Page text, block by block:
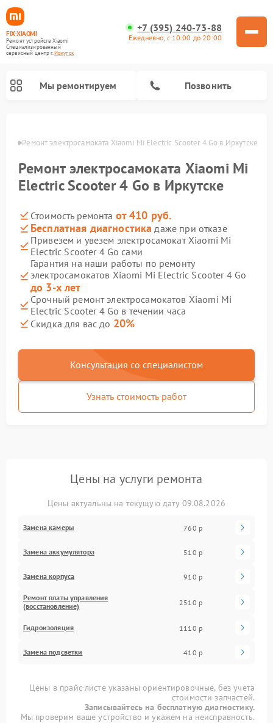
FIX-XIAOMI
Ремонт устройств Xiaomi
Специализированный
cервисный центр г.Иркутск
+7 (395) 240-73-88
Ежедневно, с 10:00 до 20:00
Мы ремонтируем Позвонить
Ремонт электросамоката Xiaomi Mi Electric Scooter 4 Go в Иркутске
Ремонт электросамоката Xiaomi Mi
Electric Scooter 4 Go в Иркутске
Стоимость ремонта от 410 руб.
Бесплатная диагностика даже при отказе
Привезем и увезем электросамокат Xiaomi Mi
Electric Scooter 4 Go сами
Гарантия на наши работы по ремонту
электросамокатов Xiaomi Mi Electric Scooter 4 Go
до 3-х лет
Срочный ремонт электросамокатов Xiaomi Mi
Electric Scooter 4 Go в течении часа
Скидка для вас до 20%
Консультация со специалистом
Узнать стоимость работ
Цены на услуги ремонта
Цены актуальны на текущую дату 09.08.2026
Замена камеры 760 р
Замена аккумулятора 510 р
Замена корпуса 910 р
Ремонт платы управления
(восстановление)
2510 р
Гидроизоляция 1110 р
Замена подсветки 410 р
Цены в прайс-листе указаны ориентировочные, без учета
стоимости запчастей.
Записывайтесь на бесплатную диагностику.
Мы проверим ваше устройство и укажем на неисправность.